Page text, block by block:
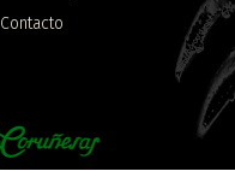
Contacto